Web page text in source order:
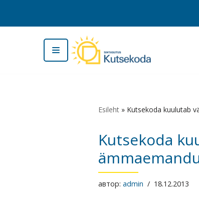
Перейти
содержимому
Esileht» Kutsekoda kuulutab
Kutsekoda
автор: admin 18.12.2013